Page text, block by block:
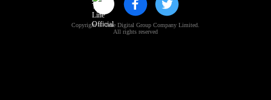
Copyright © True Digital Group Company Limited.
All rights reserved